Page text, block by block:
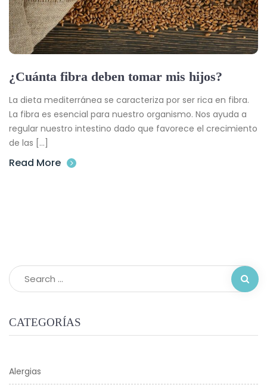
CATEGORÍAS
Alergias
¿Cuánta fibra deben tomar mis hijos?
La dieta mediterránea se caracteriza por ser rica en fibra.
La fibra es esencial para nuestro organismo. Nos ayuda a
regular nuestro intestino dado que favorece el crecimiento
de las […]
Read More